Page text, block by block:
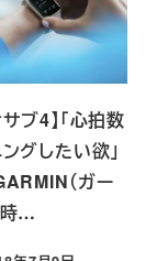
ブ4】「心拍数
グしたい欲」
（ガー
時…